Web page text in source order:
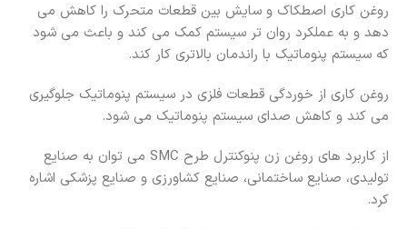
روغن‌ کاری اصطکاک و سایش بین قطعات متحرک را کاهش می‌
دهد و به عملکرد روان‌ تر سیستم کمک می‌ کند و باعث می‌ شود
که سیستم پنوماتیک با راندمان بالاتری کار کند.
روغن‌ کاری از خوردگی قطعات فلزی در سیستم پنوماتیک جلوگیری
می‌ کند و کاهش صدای سیستم پنوماتیک می‌ شود.
از کاربرد های روغن زن پنوکنترل طرح SMC می توان به صنایع
تولیدی، صنایع ساختمانی، صنایع کشاورزی و صنایع پزشکی اشاره
کرد.